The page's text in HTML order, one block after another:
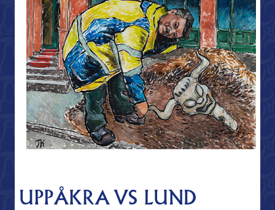
UPPÅKRA VS LUND